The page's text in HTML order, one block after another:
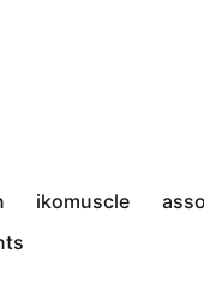
ikomuscle